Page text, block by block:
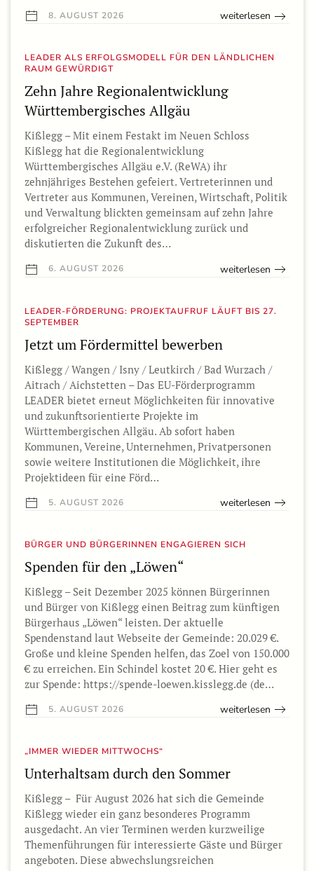
8. AUGUST 2026 weiterlesen
LEADER ALS ERFOLGSMODELL FÜR DEN LÄNDLICHEN
RAUM GEWÜRDIGT
Zehn Jahre Regionalentwicklung
Württembergisches Allgäu
Kißlegg – Mit einem Festakt im Neuen Schloss
Kißlegg hat die Regionalentwicklung
Württembergisches Allgäu e.V. (ReWA) ihr
zehnjähriges Bestehen gefeiert. Vertreterinnen und
Vertreter aus Kommunen, Vereinen, Wirtschaft, Politik
und Verwaltung blickten gemeinsam auf zehn Jahre
erfolgreicher Regionalentwicklung zurück und
diskutierten die Zukunft des…
6. AUGUST 2026 weiterlesen
LEADER-FÖRDERUNG: PROJEKTAUFRUF LÄUFT BIS 27.
SEPTEMBER
Jetzt um Fördermittel bewerben
Kißlegg / Wangen / Isny / Leutkirch / Bad Wurzach /
Aitrach / Aichstetten – Das EU-Förderprogramm
LEADER bietet erneut Möglichkeiten für innovative
und zukunftsorientierte Projekte im
Württembergischen Allgäu. Ab sofort haben
Kommunen, Vereine, Unternehmen, Privatpersonen
sowie weitere Institutionen die Möglichkeit, ihre
Projektideen für eine Förd…
5. AUGUST 2026 weiterlesen
BÜRGER UND BÜRGERINNEN ENGAGIEREN SICH
Spenden für den „Löwen“
Kißlegg – Seit Dezember 2025 können Bürgerinnen
und Bürger von Kißlegg einen Beitrag zum künftigen
Bürgerhaus „Löwen“ leisten. Der aktuelle
Spendenstand laut Webseite der Gemeinde: 20.029 €.
Große und kleine Spenden helfen, das Zoel von 150.000
€ zu erreichen. Ein Schindel kostet 20 €. Hier geht es
zur Spende: https://spende-loewen.kisslegg.de (de…
5. AUGUST 2026 weiterlesen
„IMMER WIEDER MITTWOCHS“
Unterhaltsam durch den Sommer
Kißlegg – Für August 2026 hat sich die Gemeinde
Kißlegg wieder ein ganz besonderes Programm
ausgedacht. An vier Terminen werden kurzweilige
Themenführungen für interessierte Gäste und Bürger
angeboten. Diese abwechslungsreichen